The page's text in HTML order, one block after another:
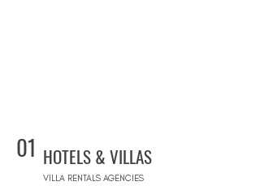
01 HOTELS & VILLAS
VILLA RENTALS AGENCIES